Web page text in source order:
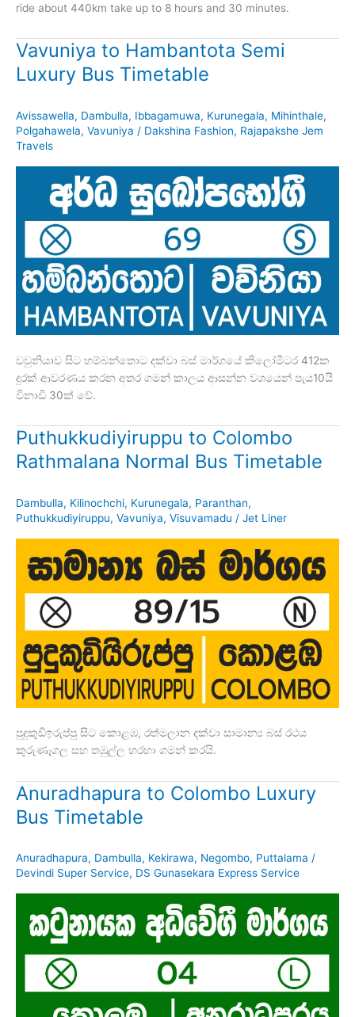
ride about 440km take up to 8 hours and 30 minutes.
Vavuniya to Hambantota Semi
Luxury Bus Timetable
Avissawella, Dambulla, Ibbagamuwa, Kurunegala, Mihinthale,
Polgahawela, Vavuniya / Dakshina Fashion, Rajapakshe Jem
Travels
වවුනියාව සිට හම්බන්තොට දක්වා බස් මාර්ගයේ කිලෝමීටර 412ක
දුරක් ආවරණය කරන අතර ගමන් කාලය ආසන්න වශයෙන් පැය10යි
විනාඩි 30ක් වේ.
Puthukkudiyiruppu to Colombo
Rathmalana Normal Bus Timetable
Dambulla, Kilinochchi, Kurunegala, Paranthan,
Puthukkudiyiruppu, Vavuniya, Visuvamadu / Jet Liner
පුදුකුඩිඉරුප්පු සිට කොළඹ, රත්මලාන දක්වා සාමාන්‍ය බස් රථය
කුරුණෑගල සහ තඹුල්ල හරහා ගමන් කරයි.
Anuradhapura to Colombo Luxury
Bus Timetable
Anuradhapura, Dambulla, Kekirawa, Negombo, Puttalama /
Devindi Super Service, DS Gunasekara Express Service